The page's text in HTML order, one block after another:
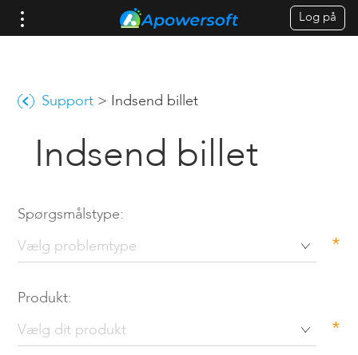
Log på
Support > Indsend billet
Indsend billet
Spørgsmålstype:
*
Produkt:
*